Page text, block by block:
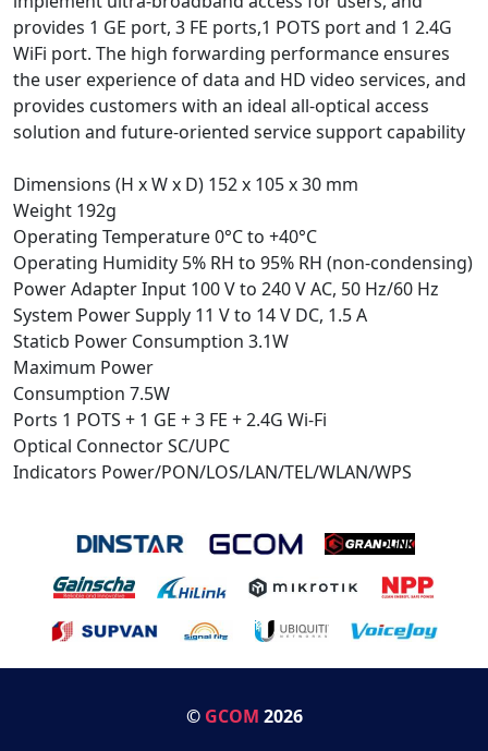
provides 1 GE port, 3 FE ports,1 POTS port and 1 2.4G
WiFi port. The high forwarding performance ensures
the user experience of data and HD video services, and
provides customers with an ideal all-optical access
solution and future-oriented service support capability
Dimensions (H x W x D) 152 x 105 x 30 mm
Weight 192g
Operating Temperature 0°C to +40°C
Operating Humidity 5% RH to 95% RH (non-condensing)
Power Adapter Input 100 V to 240 V AC, 50 Hz/60 Hz
System Power Supply 11 V to 14 V DC, 1.5 A
Staticb Power Consumption 3.1W
Maximum Power
Consumption 7.5W
Ports 1 POTS + 1 GE + 3 FE + 2.4G Wi-Fi
Optical Connector SC/UPC
Indicators Power/PON/LOS/LAN/TEL/WLAN/WPS
© GCOM 2026